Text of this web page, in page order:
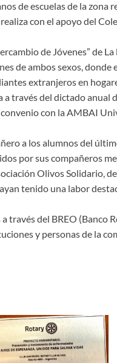
de escuelas de la zona
con el apoyo del
de Jóvenes” de
de ambos sexos,
extranjeros en
a través del dictado anual
con la AMBAI
a los alumnos del
por sus compañeros
Olivos Solidario,
tenido una labor
través del BREO (Banco
y personas de la